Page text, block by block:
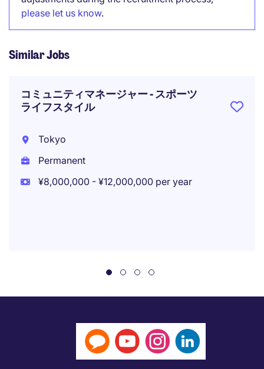
please let us know.
Similar Jobs
コミュニティマネージャー - スポーツ
ライフスタイル
Tokyo
Permanent
¥8,000,000 - ¥12,000,000 per year